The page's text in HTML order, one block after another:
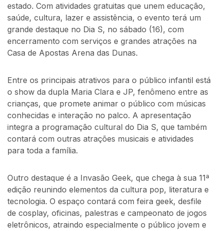
estado. Com atividades gratuitas que unem educação,
saúde, cultura, lazer e assistência, o evento terá um
grande destaque no Dia S, no sábado (16), com
encerramento com serviços e grandes atrações na
Casa de Apostas Arena das Dunas.
Entre os principais atrativos para o público infantil está
o show da dupla Maria Clara e JP, fenômeno entre as
crianças, que promete animar o público com músicas
conhecidas e interação no palco. A apresentação
integra a programação cultural do Dia S, que também
contará com outras atrações musicais e atividades
para toda a família.
Outro destaque é a Invasão Geek, que chega à sua 11ª
edição reunindo elementos da cultura pop, literatura e
tecnologia. O espaço contará com feira geek, desfile
de cosplay, oficinas, palestras e campeonato de jogos
eletrônicos, atraindo especialmente o público jovem e